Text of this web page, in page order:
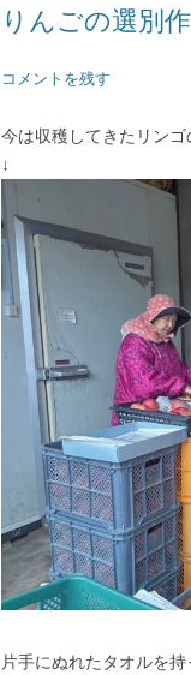
りんごの選別
コメントを残す
今は収穫してきたリンゴ
↓
片手にぬれたタオルを持